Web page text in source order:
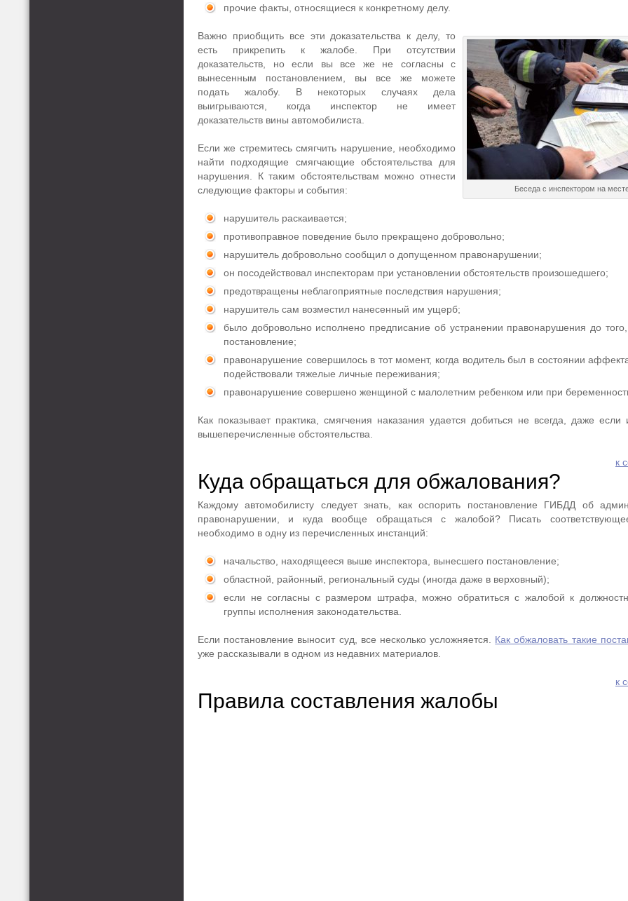
прочие факты, относящиеся к конкретному делу.
Беседа с инспектором на
Важно приобщить все эти доказательства к делу, то
есть прикрепить к жалобе. При отсутствии
доказательств, но если вы все же не согласны с
вынесенным постановлением, вы все же можете
подать жалобу. В некоторых случаях дела
выигрываются, когда инспектор не имеет
доказательств вины автомобилиста.
Если же стремитесь смягчить нарушение, необходимо
найти подходящие смягчающие обстоятельства для
нарушения. К таким обстоятельствам можно отнести
следующие факторы и события:
нарушитель раскаивается;
противоправное поведение было прекращено добровольно;
нарушитель добровольно сообщил о допущенном правонарушении;
он посодействовал инспекторам при установлении обстоятельств произошедшего;
предотвращены неблагоприятные последствия нарушения;
нарушитель сам возместил нанесенный им ущерб;
было добровольно исполнено предписание об устранении правонарушения до
постановление;
правонарушение совершилось в тот момент, когда водитель был в состоянии
подействовали тяжелые личные переживания;
правонарушение совершено женщиной с малолетним ребенком или при
Как показывает практика, смягчения наказания удается добиться не всегда, даже
вышеперечисленные обстоятельства.
к
Куда обращаться для обжалования?
Каждому автомобилисту следует знать, как оспорить постановление ГИБДД об
правонарушении, и куда вообще обращаться с жалобой? Писать
необходимо в одну из перечисленных инстанций:
начальство, находящееся выше инспектора, вынесшего постановление;
областной, районный, региональный суды (иногда даже в верховный);
если не согласны с размером штрафа, можно обратиться с жалобой к
группы исполнения законодательства.
Если постановление выносит суд, все несколько усложняется. Как обжаловать такие
уже рассказывали в одном из недавних материалов.
к
Правила составления жалобы